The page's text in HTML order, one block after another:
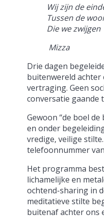
Wij zijn de
Tussen de
Die we zwijgen
Mizza
Drie dagen
buitenwereld achter
vertraging. Geen
conversatie gaande
Gewoon “de boel
en onder
vredige, veilige
telefoonnummer
Het programma
lichamelijke en
ochtend-sharing in
meditatieve stilte
buitenaf achter ons